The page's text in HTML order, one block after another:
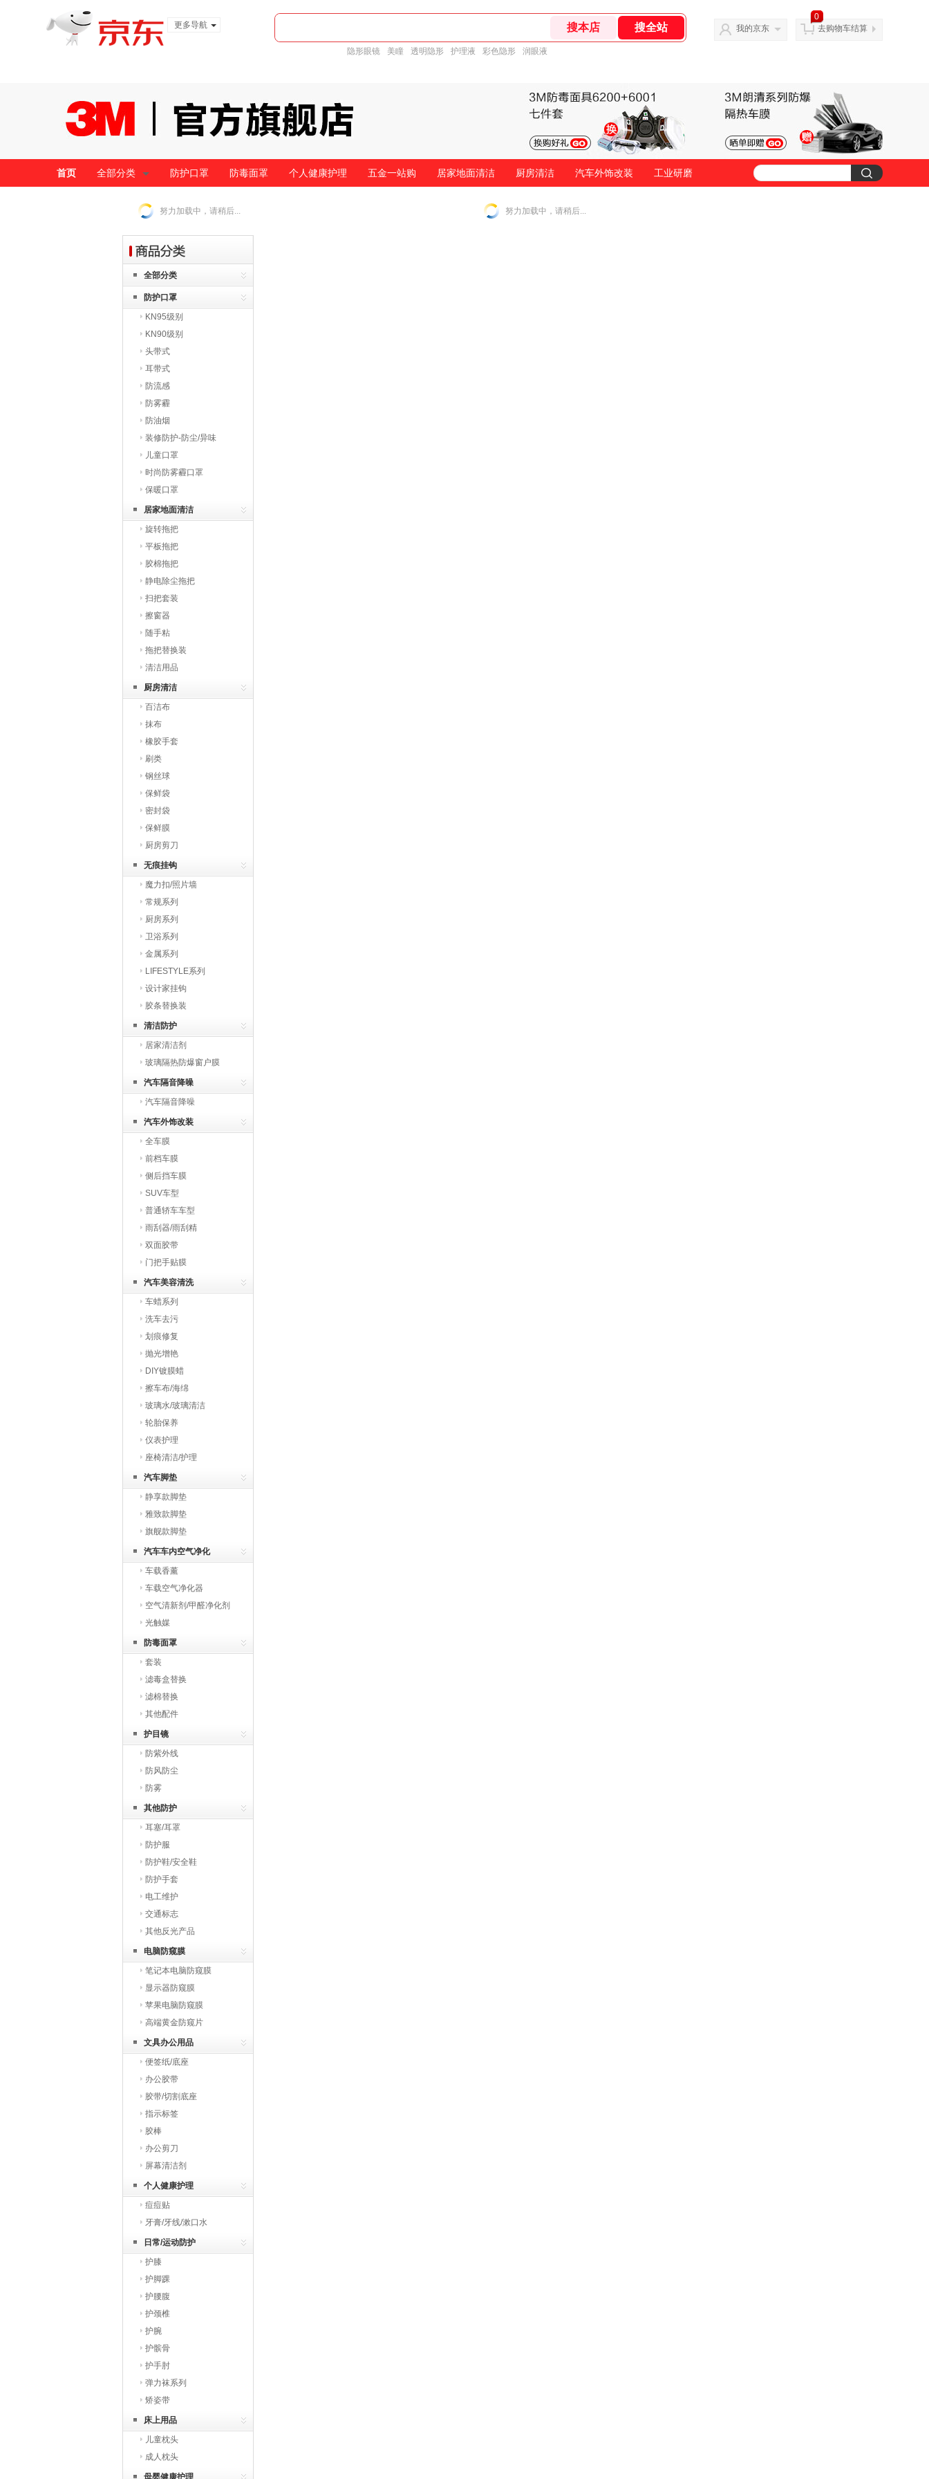
更多导航
隐形眼镜 美瞳 透明隐形 护理液 彩色隐形 润眼液
我的京东
0
去购物车结算
首页 全部分类 防护口罩 防毒面罩 个人健康护理 五金一站购 居家地面清洁 厨房清洁 汽车外饰改装 工业研磨
努力加载中，请稍后...
全部分类
防护口罩
KN95级别
KN90级别
头带式
耳带式
防流感
防雾霾
防油烟
装修防护-防尘/异味
儿童口罩
时尚防雾霾口罩
保暖口罩
居家地面清洁
旋转拖把
平板拖把
胶棉拖把
静电除尘拖把
扫把套装
擦窗器
随手粘
拖把替换装
清洁用品
厨房清洁
百洁布
抹布
橡胶手套
刷类
钢丝球
保鲜袋
密封袋
保鲜膜
厨房剪刀
无痕挂钩
魔力扣/照片墙
常规系列
厨房系列
卫浴系列
金属系列
LIFESTYLE系列
设计家挂钩
胶条替换装
清洁防护
居家清洁剂
玻璃隔热防爆窗户膜
汽车隔音降噪
汽车隔音降噪
汽车外饰改装
全车膜
前档车膜
侧后挡车膜
SUV车型
普通轿车车型
雨刮器/雨刮精
双面胶带
门把手贴膜
汽车美容清洗
车蜡系列
洗车去污
划痕修复
抛光增艳
DIY镀膜蜡
擦车布/海绵
玻璃水/玻璃清洁
轮胎保养
仪表护理
座椅清洁/护理
汽车脚垫
静享款脚垫
雅致款脚垫
旗舰款脚垫
汽车车内空气净化
车载香薰
车载空气净化器
空气清新剂/甲醛净化剂
光触媒
防毒面罩
套装
滤毒盒替换
滤棉替换
其他配件
护目镜
防紫外线
防风防尘
防雾
其他防护
耳塞/耳罩
防护服
防护鞋/安全鞋
防护手套
电工维护
交通标志
其他反光产品
电脑防窥膜
笔记本电脑防窥膜
显示器防窥膜
苹果电脑防窥膜
高端黄金防窥片
文具办公用品
便签纸/底座
办公胶带
胶带/切割底座
指示标签
胶棒
办公剪刀
屏幕清洁剂
个人健康护理
痘痘贴
牙膏/牙线/漱口水
日常/运动防护
护膝
护脚踝
护腰腹
护颈椎
护腕
护髌骨
护手肘
弹力袜系列
矫姿带
床上用品
儿童枕头
成人枕头
母婴健康护理
努力加载中，请稍后...